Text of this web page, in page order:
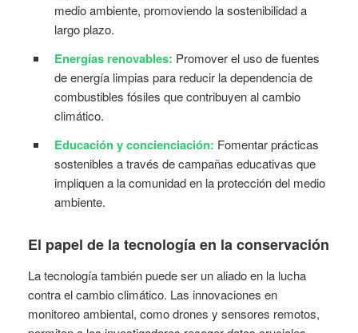
medio ambiente, promoviendo la sostenibilidad a
largo plazo.
Energías renovables: Promover el uso de fuentes
de energía limpias para reducir la dependencia de
combustibles fósiles que contribuyen al cambio
climático.
Educación y concienciación: Fomentar prácticas
sostenibles a través de campañas educativas que
impliquen a la comunidad en la protección del medio
ambiente.
El papel de la tecnología en la conservación
La tecnología también puede ser un aliado en la lucha
contra el cambio climático. Las innovaciones en
monitoreo ambiental, como drones y sensores remotos,